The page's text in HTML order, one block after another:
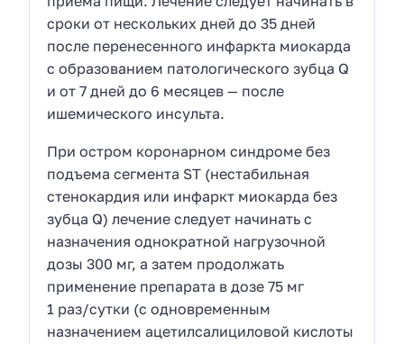
сроки от нескольких дней до 35 дней
после перенесенного инфаркта миокарда
с образованием патологического зубца Q
и от 7 дней до 6 месяцев — после
ишемического инсульта.
При остром коронарном синдроме без
подъема сегмента ST (нестабильная
стенокардия или инфаркт миокарда без
зубца Q) лечение следует начинать с
назначения однократной нагрузочной
дозы 300 мг, а затем продолжать
применение препарата в дозе 75 мг
1 раз/сутки (с одновременным
назначением ацетилсалициловой кислоты